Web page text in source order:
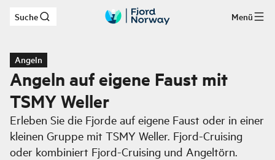
Zum Hauptinhalt
Suche Menü
Angeln
Angeln auf eigene Faust mit
TSMY Weller
Erleben Sie die Fjorde auf eigene Faust oder in einer
kleinen Gruppe mit TSMY Weller. Fjord-Cruising
oder kombiniert Fjord-Cruising und Angeltörn.